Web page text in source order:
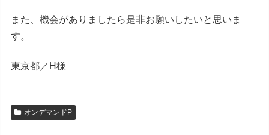
また、機会がありましたら是非お願いしたいと思いま
す。
東京都／H様
オンデマンドP